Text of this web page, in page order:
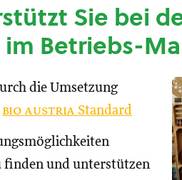
Sie bei
Betriebs-
die Umsetzung
bio austria Standard
finden und unterstützen